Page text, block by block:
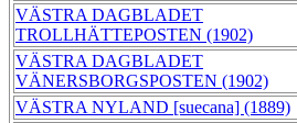
VÄSTRA DAGBLADET
TROLLHÄTTEPOSTEN (1902)
VÄSTRA DAGBLADET
VÄNERSBORGSPOSTEN (1902)
VÄSTRA NYLAND [suecana] (1889)